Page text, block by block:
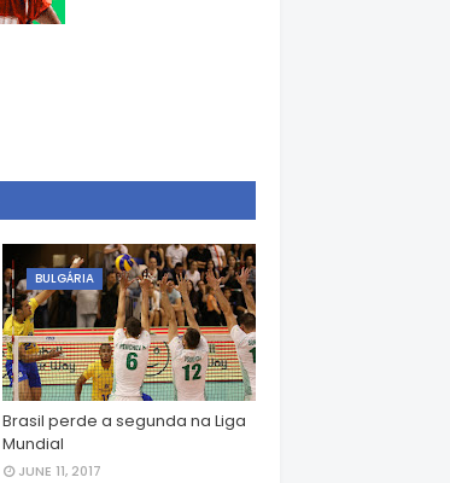
BULGÁRIA
Brasil perde a segunda na Liga
Mundial
JUNE 11, 2017